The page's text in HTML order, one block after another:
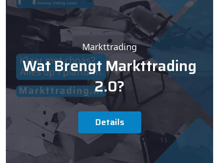
Markttrading
Wat Brengt Markttrading
2.0?
Details